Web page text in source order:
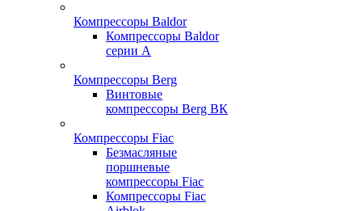
Компрессоры Baldor
Компрессоры Baldor
серии A
Компрессоры Berg
Винтовые
компрессоры Berg ВК
Компрессоры Fiac
Безмасляные
поршневые
компрессоры Fiac
Компрессоры Fiac